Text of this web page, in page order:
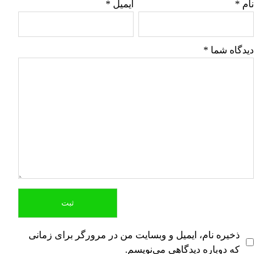
دیدگاه شما*
نام* ایمیل *
ذخیره نام، ایمیل و وبسایت من در مرورگر برای زمانی
که دوباره دیدگاهی می‌نویسم.